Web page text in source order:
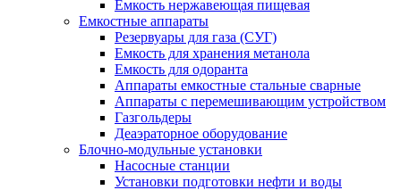
Емкость нержавеющая пищевая
Емкостные аппараты
Резервуары для газа (СУГ)
Емкость для хранения метанола
Емкость для одоранта
Аппараты емкостные стальные сварные
Аппараты с перемешивающим устройством
Газгольдеры
Деаэраторное оборудование
Блочно-модульные установки
Насосные станции
Установки подготовки нефти и воды